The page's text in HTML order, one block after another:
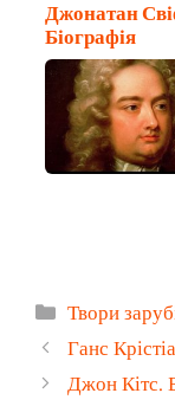
Джонатан
Біографія
Категорії
Твори
Ганс
Джон Кітс.